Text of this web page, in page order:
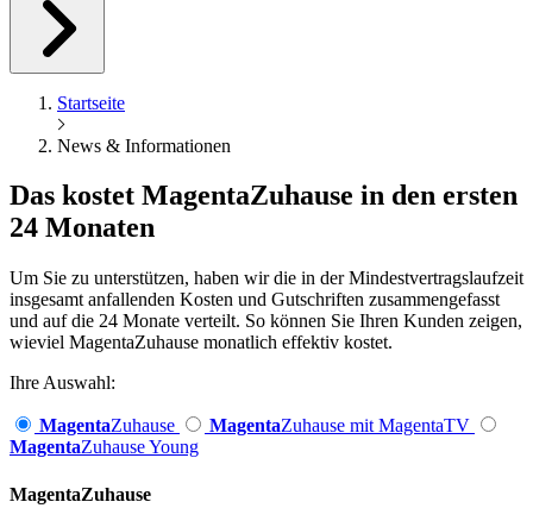
Startseite
News & Informationen
Das kostet MagentaZuhause in den ersten
24 Monaten
Um Sie zu unterstützen, haben wir die in der Mindestvertragslaufzeit
insgesamt anfallenden Kosten und Gutschriften zusammengefasst
und auf die 24 Monate verteilt. So können Sie Ihren Kunden zeigen,
wieviel MagentaZuhause monatlich effektiv kostet.
Ihre Auswahl:
MagentaZuhause MagentaZuhause mit MagentaTV
MagentaZuhause Young
Magenta­Zuhause